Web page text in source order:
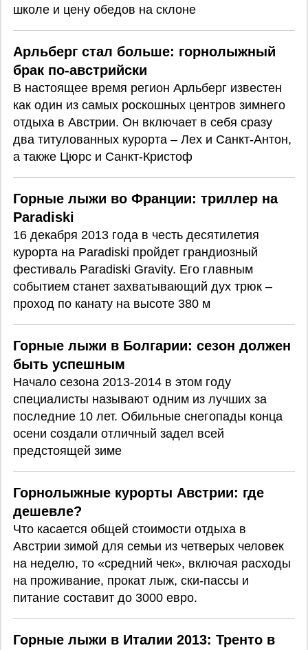
школе и цену обедов на склоне
Арльберг стал больше: горнолыжный
брак по-австрийски
В настоящее время регион Арльберг известен
как один из самых роскошных центров зимнего
отдыха в Австрии. Он включает в себя сразу
два титулованных курорта – Лех и Санкт-Антон,
а также Цюрс и Санкт-Кристоф
Горные лыжи во Франции: триллер на
Paradiski
16 декабря 2013 года в честь десятилетия
курорта на Paradiski пройдет грандиозный
фестиваль Paradiski Gravity. Его главным
событием станет захватывающий дух трюк –
проход по канату на высоте 380 м
Горные лыжи в Болгарии: сезон должен
быть успешным
Начало сезона 2013-2014 в этом году
специалисты называют одним из лучших за
последние 10 лет. Обильные снегопады конца
осени создали отличный задел всей
предстоящей зиме
Горнолыжные курорты Австрии: где
дешевле?
Что касается общей стоимости отдыха в
Австрии зимой для семьи из четверых человек
на неделю, то «средний чек», включая расходы
на проживание, прокат лыж, ски-пассы и
питание составит до 3000 евро.
Горные лыжи в Италии 2013: Тренто в